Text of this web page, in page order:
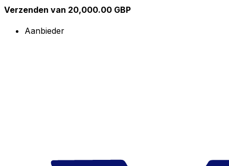
Verzenden van 20,000.00 GBP
Aanbieder